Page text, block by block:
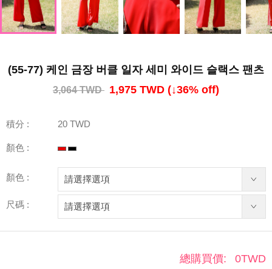
(55-77) 케인 금장 버클 일자 세미 와이드 슬랙스 팬츠
3,064 TWD 1,975 TWD (↓36% off)
積分 : 20 TWD
顏色 :
顏色 :
尺碼 :
總購買價: 0TWD